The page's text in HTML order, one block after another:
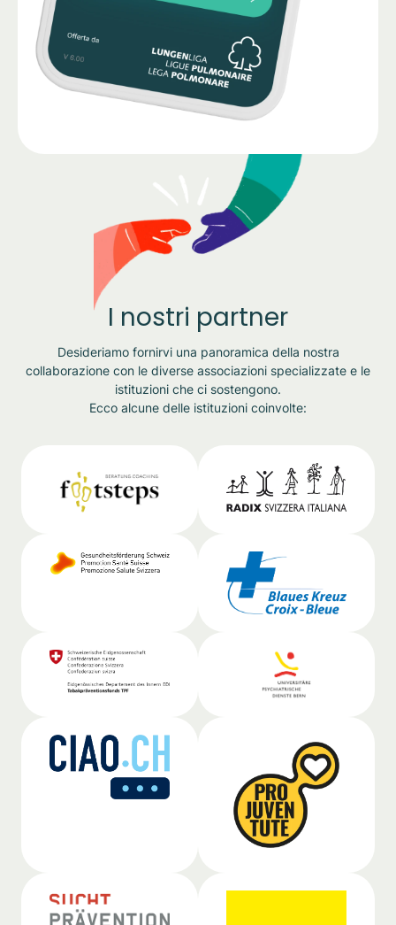
I nostri partner
Desideriamo fornirvi una panoramica della nostra
collaborazione con le diverse associazioni specializzate e le
istituzioni che ci sostengono.
Ecco alcune delle istituzioni coinvolte: